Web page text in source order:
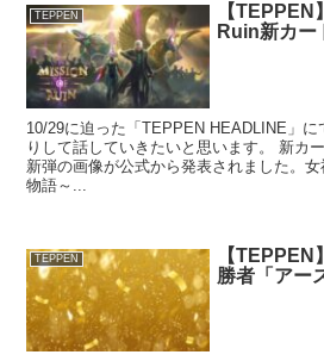
TEPPEN
【
Ruin新カー
10/29に迫った「TEPPEN HEADLINE」に
りして話していきたいと思います。 新カ
新弾の画像が公式から発表されました。
物語～...
TEPPEN
【
勝者「アー